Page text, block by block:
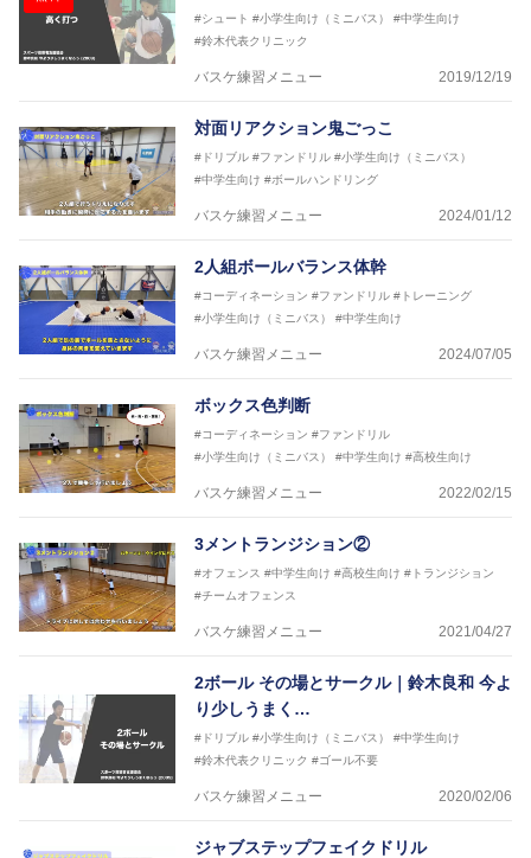
#シュート #小学生向け（ミニバス）
#中学生向け
#鈴木代表クリニック
バスケ練習メニュー 2019/12/19
対面リアクション鬼ごっこ
#ドリブル #ファンドリル #小学生向け（ミニバス）
#中学生向け #ボールハンドリング
バスケ練習メニュー 2024/01/12
2人組ボールバランス体幹
#コーディネーション #ファンドリル #トレーニング
#小学生向け（ミニバス）
#中学生向け
バスケ練習メニュー 2024/07/05
ボックス色判断
#コーディネーション #ファンドリル
#小学生向け（ミニバス）
#中学生向け #高校生向け
バスケ練習メニュー 2022/02/15
3メントランジション②
#オフェンス #中学生向け #高校生向け #トランジション
#チームオフェンス
バスケ練習メニュー 2021/04/27
2ボール その場とサークル｜鈴木良和 今よ
り少しうまく…
#ドリブル #小学生向け（ミニバス）
#中学生向け
#鈴木代表クリニック #ゴール不要
バスケ練習メニュー 2020/02/06
ジャブステップフェイクドリル